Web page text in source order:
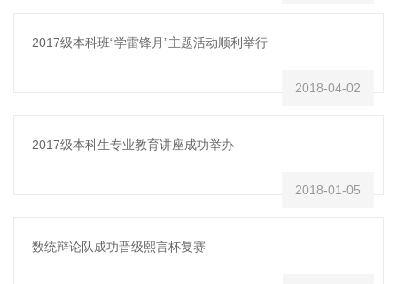
2017级本科班“学雷锋月”主题活动顺利举行
2018-04-02
2017级本科生专业教育讲座成功举办
2018-01-05
数统辩论队成功晋级熙言杯复赛